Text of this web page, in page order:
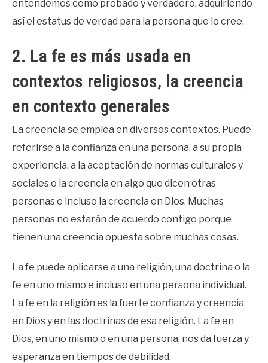
entendemos como probado y verdadero, adquiriendo
así el estatus de verdad para la persona que lo cree.
2. La fe es más usada en
contextos religiosos, la creencia
en contexto generales
La creencia se emplea en diversos contextos. Puede
referirse a la confianza en una persona, a su propia
experiencia, a la aceptación de normas culturales y
sociales o la creencia en algo que dicen otras
personas e incluso la creencia en Dios. Muchas
personas no estarán de acuerdo contigo porque
tienen una creencia opuesta sobre muchas cosas.
La fe puede aplicarse a una religión, una doctrina o la
fe en uno mismo e incluso en una persona individual.
La fe en la religión es la fuerte confianza y creencia
en Dios y en las doctrinas de esa religión. La fe en
Dios, en uno mismo o en una persona, nos da fuerza y
esperanza en tiempos de debilidad.